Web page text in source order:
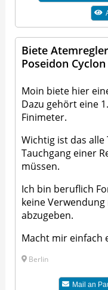
Biete Atemregler
Poseidon
Moin biete hier
Dazu gehört eine
Finimeter.
Wichtig ist das
Tauchgang einer
müssen.
Ich bin beruflich
keine
abzugeben.
Macht mir einfach
Berlin
Mail an